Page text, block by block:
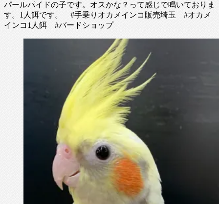
パールパイドの子です。オスかな？って感じで鳴いておりま
す。1人餌です。 #手乗りオカメインコ販売埼玉 #オカメ
インコ1人餌 #バードショップ